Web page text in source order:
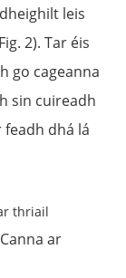
leis
2). Tar éis
go cageanna
sin cuireadh
feadh dhá lá
ar